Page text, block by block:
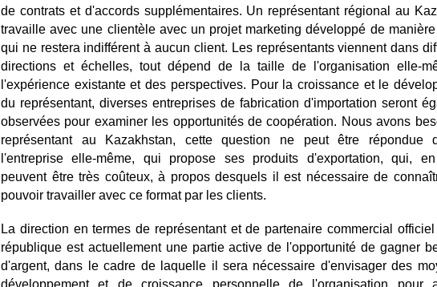
de contrats et d'accords supplémentaires. Un représentant régional au
travaille avec une clientèle avec un projet marketing développé de
qui ne restera indifférent à aucun client. Les représentants viennent dans
directions et échelles, tout dépend de la taille de l'organisation elle-
l'expérience existante et des perspectives. Pour la croissance et le
du représentant, diverses entreprises de fabrication d'importation seront
observées pour examiner les opportunités de coopération. Nous avons
représentant au Kazakhstan, cette question ne peut être répondue
l'entreprise elle-même, qui propose ses produits d'exportation, qui,
peuvent être très coûteux, à propos desquels il est nécessaire de
pouvoir travailler avec ce format par les clients.
La direction en termes de représentant et de partenaire commercial
république est actuellement une partie active de l'opportunité de gagner
d'argent, dans le cadre de laquelle il sera nécessaire d'envisager des
développement et de croissance personnelle de l'organisation pour